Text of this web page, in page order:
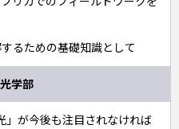
るための基礎知識として
学部
」が今後も注目されなければ